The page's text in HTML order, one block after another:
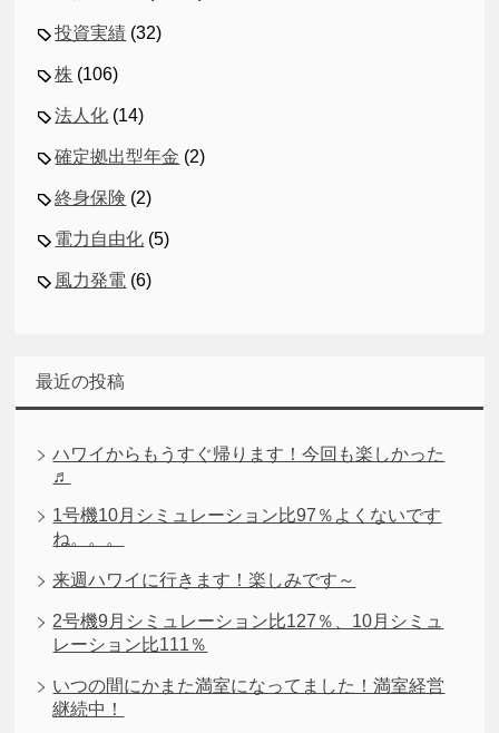
投資実績 (32)
株 (106)
法人化 (14)
確定拠出型年金 (2)
終身保険 (2)
電力自由化 (5)
風力発電 (6)
最近の投稿
ハワイからもうすぐ帰ります！今回も楽しかった
♬
1号機10月シミュレーション比97％よくないです
ね。。。
来週ハワイに行きます！楽しみです～
2号機9月シミュレーション比127％、10月シミュ
レーション比111％
いつの間にかまた満室になってました！満室経営
継続中！